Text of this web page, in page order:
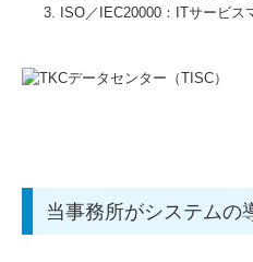
ISO／IEC20000：ITサービ
当事務所がシステムの